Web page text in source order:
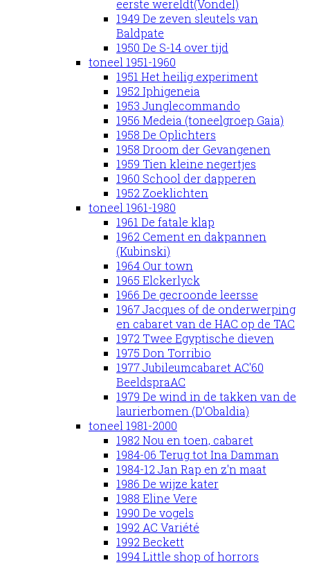
eerste wereldt(Vondel)
1949 De zeven sleutels van
Baldpate
1950 De S-14 over tijd
toneel 1951-1960
1951 Het heilig experiment
1952 Iphigeneia
1953 Junglecommando
1956 Medeia (toneelgroep Gaia)
1958 De Oplichters
1958 Droom der Gevangenen
1959 Tien kleine negertjes
1960 School der dapperen
1952 Zoeklichten
toneel 1961-1980
1961 De fatale klap
1962 Cement en dakpannen
(Kubinski)
1964 Our town
1965 Elckerlyck
1966 De gecroonde leersse
1967 Jacques of de onderwerping
en cabaret van de HAC op de TAC
1972 Twee Egyptische dieven
1975 Don Torribio
1977 Jubileumcabaret AC'60
BeeldspraAC
1979 De wind in de takken van de
laurierbomen (D'Obaldia)
toneel 1981-2000
1982 Nou en toen, cabaret
1984-06 Terug tot Ina Damman
1984-12 Jan Rap en z'n maat
1986 De wijze kater
1988 Eline Vere
1990 De vogels
1992 AC Variété
1992 Beckett
1994 Little shop of horrors